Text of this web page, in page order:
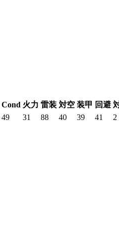
Cond 火力 雷装 対空 装甲 回避
49 31 88 40 39 41 2